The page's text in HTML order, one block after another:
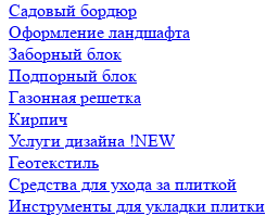
Садовый бордюр
Оформление ландшафта
Заборный блок
Подпорный блок
Газонная решетка
Кирпич
Услуги дизайна !NEW
Геотекстиль
Средства для ухода за плиткой
Инструменты для укладки плитки